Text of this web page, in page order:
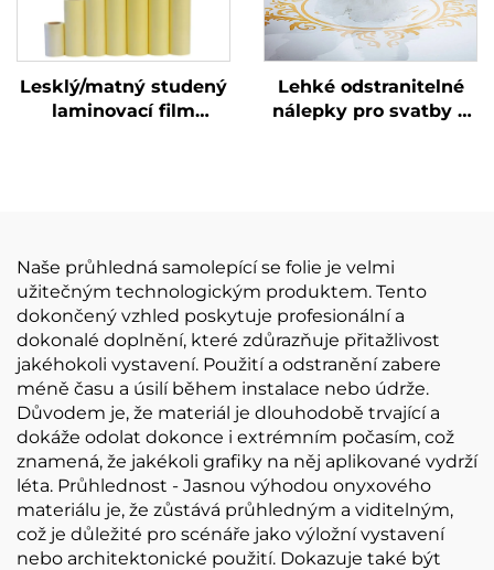
Lesklý/matný studený
laminovací film
Lehké odstranitelné
nálepky pro svatby a
Naše průhledná samolepící se folie je velmi
užitečným technologickým produktem. Tento
dokončený vzhled poskytuje profesionální a
dokonalé doplnění, které zdůrazňuje přitažlivost
jakéhokoli vystavení. Použití a odstranění zabere
méně času a úsilí během instalace nebo údrže.
Důvodem je, že materiál je dlouhodobě trvající a
dokáže odolat dokonce i extrémním počasím, což
znamená, že jakékoli grafiky na něj aplikované vydrží
léta. Průhlednost - Jasnou výhodou onyxového
materiálu je, že zůstává průhledným a viditelným,
což je důležité pro scénáře jako výložní vystavení
nebo architektonické použití. Dokazuje také být